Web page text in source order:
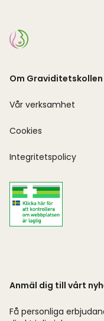
Om Graviditetskollen
Vår verksamhet
Cookies
Integritetspolicy
Anmäl dig till vårt
Få personliga